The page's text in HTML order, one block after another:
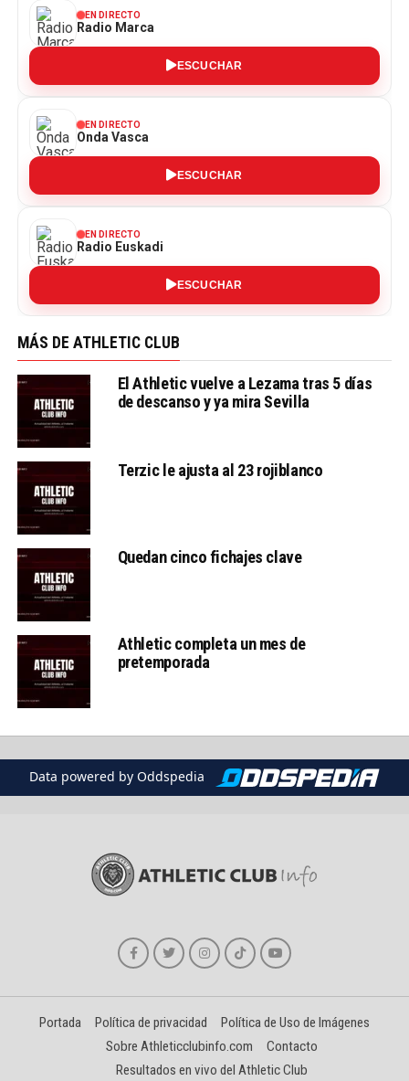
EN DIRECTO
Radio Marca
ESCUCHAR
EN DIRECTO
Onda Vasca
ESCUCHAR
EN DIRECTO
Radio Euskadi
ESCUCHAR
MÁS DE ATHLETIC CLUB
El Athletic vuelve a Lezama tras 5 días
de descanso y ya mira Sevilla
Terzic le ajusta al 23 rojiblanco
Quedan cinco fichajes clave
Athletic completa un mes de
pretemporada
Data powered by Oddspedia
Portada Política de privacidad
Política de Uso de Imágenes
Sobre Athleticclubinfo.com
Contacto
Resultados en vivo del Athletic Club